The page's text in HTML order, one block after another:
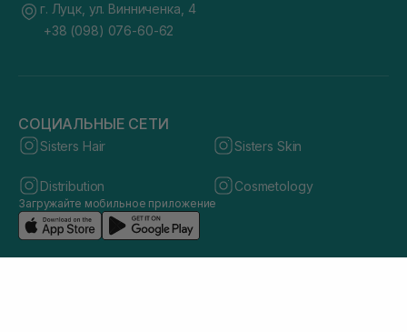
г. Луцк, ул. Винниченка, 4
+38 (098) 076-60-62
СОЦИАЛЬНЫЕ СЕТИ
Sisters Hair Sisters Skin
Distribution Cosmetology
Загружайте мобильное приложение